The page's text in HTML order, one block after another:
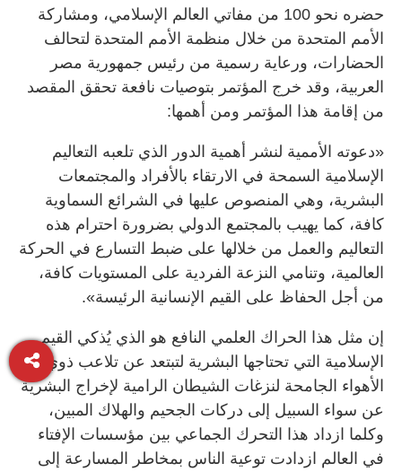
حضره نحو 100 من مفاتي العالم الإسلامي، ومشاركة
الأمم المتحدة من خلال منظمة الأمم المتحدة لتحالف
الحضارات، ورعاية رسمية من رئيس جمهورية مصر
العربية، وقد خرج المؤتمر بتوصيات نافعة تحقق المقصد
من إقامة هذا المؤتمر ومن أهمها:
«دعوته الأممية لنشر أهمية الدور الذي تلعبه التعاليم
الإسلامية السمحة في الارتقاء بالأفراد والمجتمعات
البشرية، وهي المنصوص عليها في الشرائع السماوية
كافة، كما يهيب بالمجتمع الدولي بضرورة احترام هذه
التعاليم والعمل من خلالها على ضبط التسارع في الحركة
العالمية، وتنامي النزعة الفردية على المستويات كافة،
من أجل الحفاظ على القيم الإنسانية الرئيسة».
إن مثل هذا الحراك العلمي النافع هو الذي يُذكي القيم
الإسلامية التي تحتاجها البشرية لتبتعد عن تلاعب ذوي
الأهواء الجامحة لنزغات الشيطان الرامية لإخراج البشرية
عن سواء السبيل إلى دركات الجحيم والهلاك المبين،
وكلما ازداد هذا التحرك الجماعي بين مؤسسات الإفتاء
في العالم ازدادت توعية الناس بمخاطر المسارعة إلى